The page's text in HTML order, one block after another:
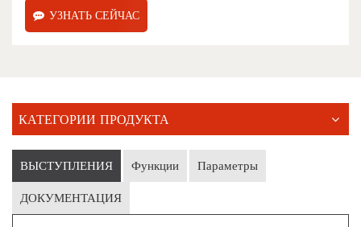
УЗНАТЬ СЕЙЧАС
КАТЕГОРИИ ПРОДУКТА
ВЫСТУПЛЕНИЯ Функции Параметры
ДОКУМЕНТАЦИЯ